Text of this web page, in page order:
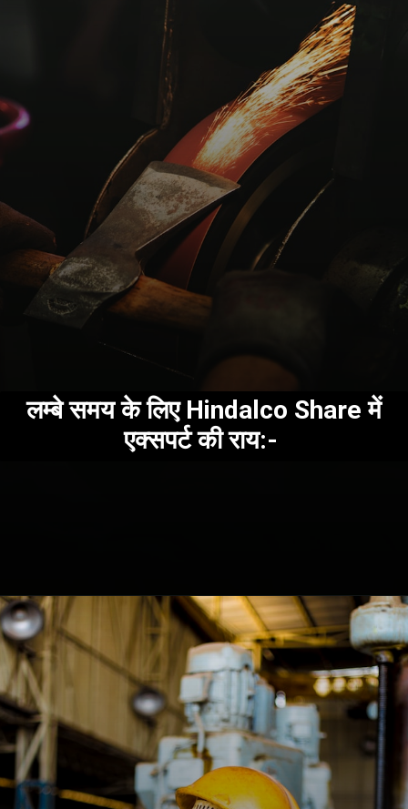
लम्बे समय के लिए Hindalco Share में
एक्सपर्ट की राय:-